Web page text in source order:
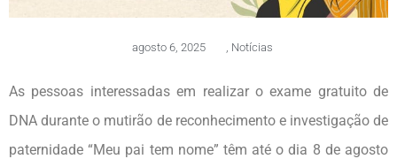
agosto 6, 2025 Notícias
As pessoas interessadas em realizar o exame gratuito de
DNA durante o mutirão de reconhecimento e investigação de
paternidade “Meu pai tem nome” têm até o dia 8 de agosto